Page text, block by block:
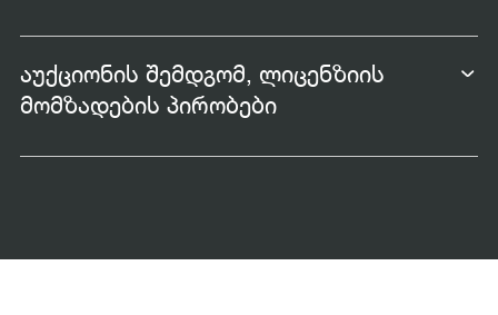
აუქციონის შემდგომ, ლიცენზიის
მომზადების პირობები